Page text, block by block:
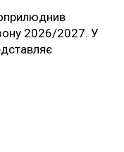
2026/2027. У